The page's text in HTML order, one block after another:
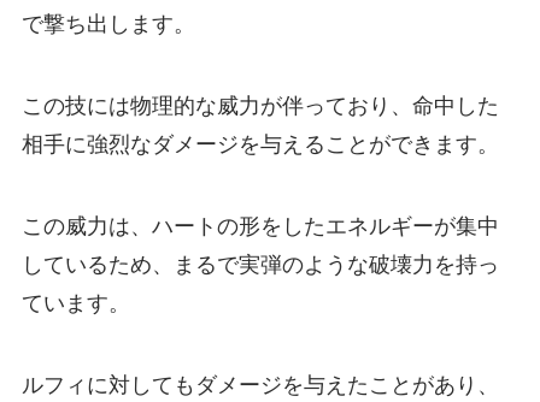
で撃ち出します。
この技には物理的な威力が伴っており、命中した
相手に強烈なダメージを与えることができます。
この威力は、ハートの形をしたエネルギーが集中
しているため、まるで実弾のような破壊力を持っ
ています。
ルフィに対してもダメージを与えたことがあり、